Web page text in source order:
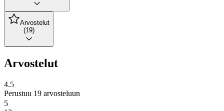
Arvostelut
(19)
Arvostelut
4.5
Perustuu 19 arvosteluun
5